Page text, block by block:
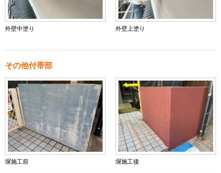
外壁中塗り 外壁上塗り
その他付帯部
塀施工前 塀施工後